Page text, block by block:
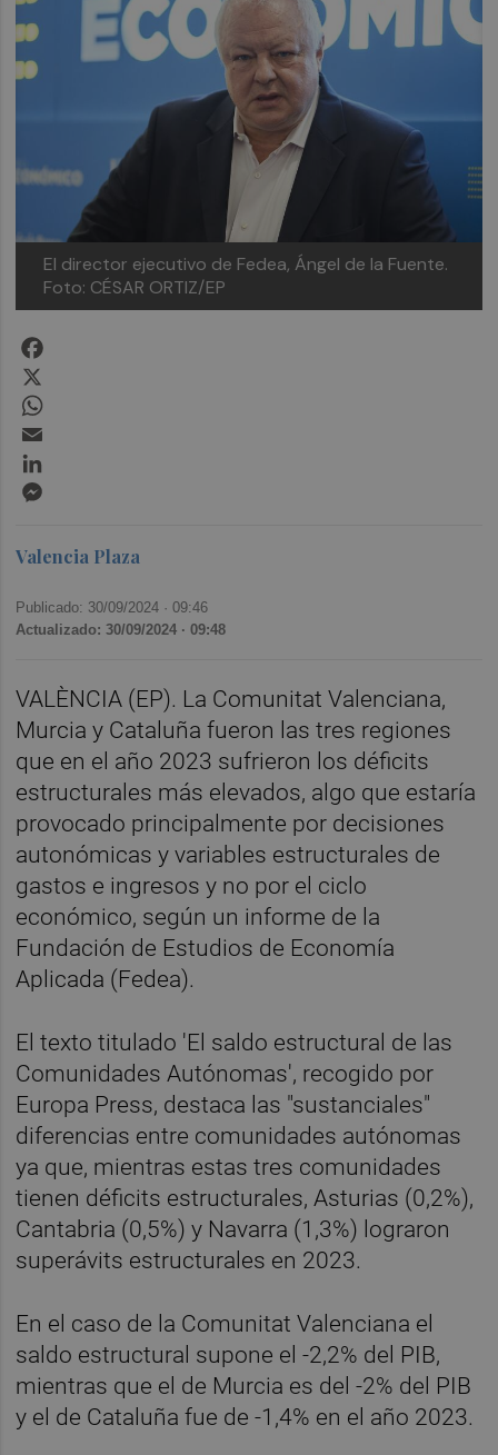
El director ejecutivo de Fedea, Ángel de la Fuente.
Foto: CÉSAR ORTIZ/EP
Valencia Plaza
Publicado: 30/09/2024 ·09:46
Actualizado: 30/09/2024 · 09:48
VALÈNCIA (EP). La Comunitat Valenciana,
Murcia y Cataluña fueron las tres regiones
que en el año 2023 sufrieron los déficits
estructurales más elevados, algo que estaría
provocado principalmente por decisiones
autonómicas y variables estructurales de
gastos e ingresos y no por el ciclo
económico, según un informe de la
Fundación de Estudios de Economía
Aplicada (Fedea).
El texto titulado 'El saldo estructural de las
Comunidades Autónomas', recogido por
Europa Press, destaca las "sustanciales"
diferencias entre comunidades autónomas
ya que, mientras estas tres comunidades
tienen déficits estructurales, Asturias (0,2%),
Cantabria (0,5%) y Navarra (1,3%) lograron
superávits estructurales en 2023.
En el caso de la Comunitat Valenciana el
saldo estructural supone el -2,2% del PIB,
mientras que el de Murcia es del -2% del PIB
y el de Cataluña fue de -1,4% en el año 2023.